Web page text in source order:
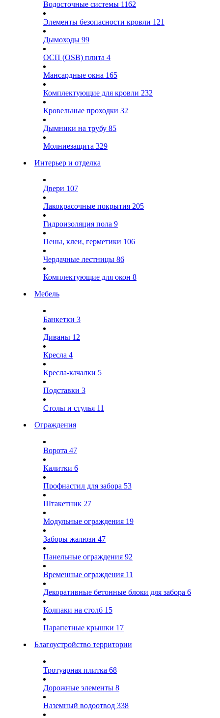
Водосточные системы 1162
Элементы безопасности кровли 121
Дымоходы 99
ОСП (OSB) плита 4
Мансардные окна 165
Комплектующие для кровли 232
Кровельные проходки 32
Дымники на трубу 85
Молниезащита 329
Интерьер и отделка
Двери 107
Лакокрасочные покрытия 205
Гидроизоляция пола 9
Пены, клеи, герметики 106
Чердачные лестницы 86
Комплектующие для окон 8
Мебель
Банкетки 3
Диваны 12
Кресла 4
Кресла-качалки 5
Подставки 3
Столы и стулья 11
Ограждения
Ворота 47
Калитки 6
Профнастил для забора 53
Штакетник 27
Модульные ограждения 19
Заборы жалюзи 47
Панельные ограждения 92
Временные ограждения 11
Декоративные бетонные блоки для забора 6
Колпаки на столб 15
Парапетные крышки 17
Благоустройство территории
Тротуарная плитка 68
Дорожные элементы 8
Наземный водоотвод 338